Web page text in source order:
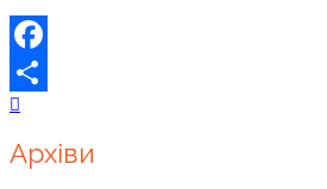
Facebook
Share
Архіви